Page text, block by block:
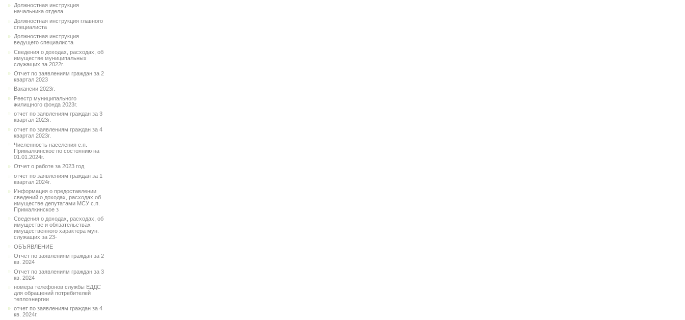
Должностная инструкция
начальника отдела
Должностная инструкция главного
специалиста
Должностная инструкция
ведущего специалиста
Сведения о доходах, расходах, об
имуществе муниципальных
служащих за 2022г.
Отчет по заявлениям граждан за 2
квартал 2023
Вакансии 2023г.
Реестр муниципального
жилищного фонда 2023г.
отчет по заявлениям граждан за 3
квартал 2023г.
отчет по заявлениям граждан за 4
квартал 2023г.
Численность населения с.п.
Прималкинское по состоянию на
01.01.2024г.
Отчет о работе за 2023 год
отчет по заявлениям граждан за 1
квартал 2024г.
Информация о предоставлении
сведений о доходах, расходах об
имуществе депутатами МСУ с.п.
Прималкинское з
Сведения о доходах, расходах, об
имуществе и обязательствах
имущественного характера мун.
служащих за 23-
ОБЪЯВЛЕНИЕ
Отчет по заявлениям граждан за 2
кв. 2024
Отчет по заявлениям граждан за 3
кв. 2024
номера телефонов службы ЕДДС
для обращений потребителей
теплоэнергии
отчет по заявлениям граждан за 4
кв. 2024г.